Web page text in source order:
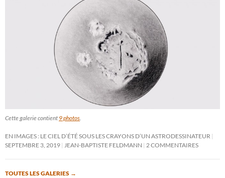
Cette galerie contient 9 photos.
EN IMAGES : LE CIEL D’ÉTÉ SOUS LES CRAYONS D’UN ASTRODESSINATEUR
SEPTEMBRE 3, 2019 JEAN-BAPTISTE FELDMANN 2 COMMENTAIRES
TOUTES LES GALERIES →